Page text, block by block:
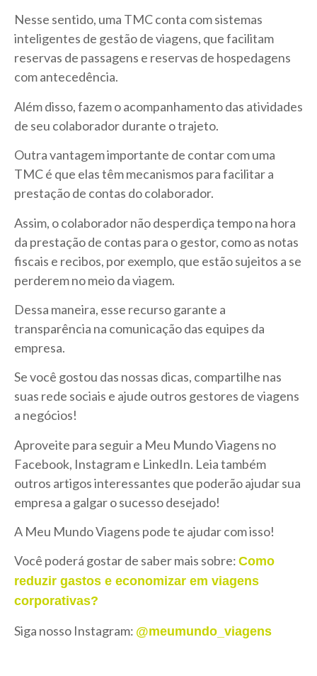
Nesse sentido, uma TMC conta com sistemas
inteligentes de gestão de viagens, que facilitam
reservas de passagens e reservas de hospedagens
com antecedência.
Além disso, fazem o acompanhamento das atividades
de seu colaborador durante o trajeto.
Outra vantagem importante de contar com uma
TMC é que elas têm mecanismos para facilitar a
prestação de contas do colaborador.
Assim, o colaborador não desperdiça tempo na hora
da prestação de contas para o gestor, como as notas
fiscais e recibos, por exemplo, que estão sujeitos a se
perderem no meio da viagem.
Dessa maneira, esse recurso garante a
transparência na comunicação das equipes da
empresa.
Se você gostou das nossas dicas, compartilhe nas
suas rede sociais e ajude outros gestores de viagens
a negócios!
Aproveite para seguir a Meu Mundo Viagens no
Facebook, Instagram e LinkedIn. Leia também
outros artigos interessantes que poderão ajudar sua
empresa a galgar o sucesso desejado!
A Meu Mundo Viagens pode te ajudar com isso!
Você poderá gostar de saber mais sobre: Como
reduzir gastos e economizar em viagens
corporativas?
Siga nosso Instagram: @meumundo_viagens